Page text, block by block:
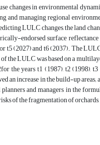
changes in environmental
managing regional
LULC changes, the land
endorsed surface
(2027) and t6 (2037). The
the LULC was based on a
the years t1 (1987), t2 (1998),
an increase in the build-up
and managers in the
of the fragmentation of